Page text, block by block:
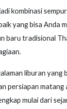
kombinasi
yang bisa Anda
baru tradisional
liburan yang
persiapan
mulai dari